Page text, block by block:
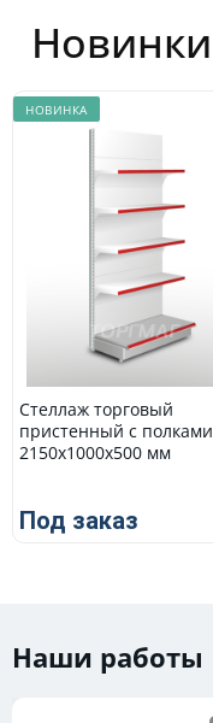
Новинки
НОВИНКА
Стеллаж торговый
пристенный с полками
2150х1000х500 мм
Под заказ
Наши работы